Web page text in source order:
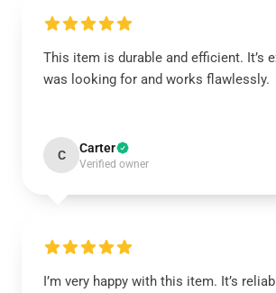
This item is durable and efficient. It’s
was looking for and works flawlessly.
C Carter
Verified owner
I’m very happy with this item. It’s